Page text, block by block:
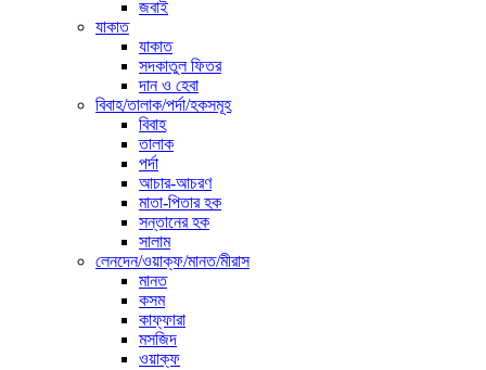
জবাই
যাকাত
যাকাত
সদকাতুল ফিতর
দান ও হেবা
বিবাহ/তালাক/পর্দা/হকসমূহ
বিবাহ
তালাক
পর্দা
আচার-আচরণ
মাতা-পিতার হক
সন্তানের হক
সালাম
লেনদেন/ওয়াক্ফ/মানত/মীরাস
মানত
কসম
কাফ্ফারা
মসজিদ
ওয়াক্ফ